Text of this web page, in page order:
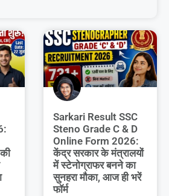
Sarkari Result SSC
Steno Grade C & D
Online Form 2026:
केंद्र सरकार के मंत्रालयों
में स्टेनोग्राफर बनने का
सुनहरा मौका, आज ही भरें
फॉर्म